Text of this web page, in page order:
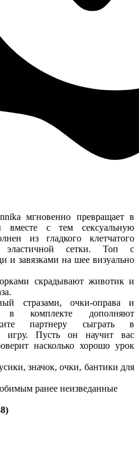
мгновенно превращает в
вместе с тем сексуальную
из гладкого клетчатого
эластичной сетки. Топ с
и завязками на шее визуально
скрадывают животик и
стразами, очки-оправа и
комплекте дополняют
партнеру сыграть в
игру. Пусть он научит вас
насколько хорошо урок
значок, очки, бантики для
ранее неизведанные